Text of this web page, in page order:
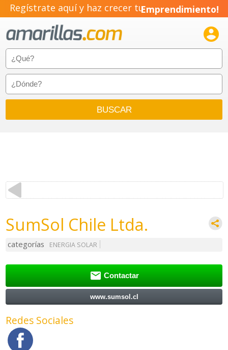
Regístrate aquí y haz crecer tuEmprendimiento!

SumSol Chile Ltda.
categorías ENERGIA SOLAR
 Contactar
www.sumsol.cl
Redes Sociales